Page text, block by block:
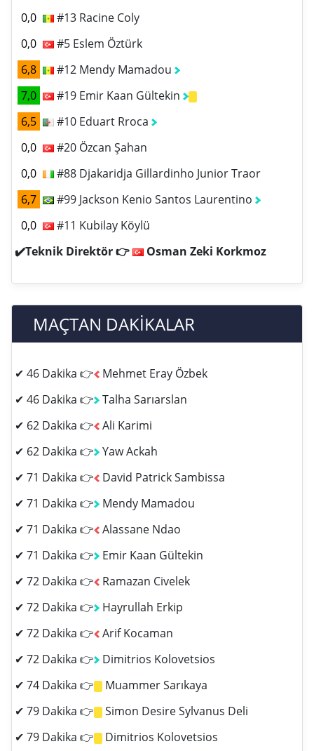
0,0
#13 Racine Coly
0,0
#5 Eslem Öztürk
6,8
#12 Mendy Mamadou
7,0
#19 Emir Kaan Gültekin
6,5
#10 Eduart Rroca
0,0
#20 Özcan Şahan
0,0
#88 Djakaridja Gillardinho Junior Traor
6,7
#99 Jackson Kenio Santos Laurentino
0,0
#11 Kubilay Köylü
✔️Teknik Direktör 👉
Osman Zeki Korkmoz
MAÇTAN DAKİKALAR
✔ 46 Dakika 👉
Mehmet Eray Özbek
✔ 46 Dakika 👉 Talha Sarıarslan
✔ 62 Dakika 👉 Ali Karimi
✔ 62 Dakika 👉 Yaw Ackah
✔ 71 Dakika 👉
David Patrick Sambissa
✔ 71 Dakika 👉 Mendy Mamadou
✔ 71 Dakika 👉 Alassane Ndao
✔ 71 Dakika 👉 Emir Kaan Gültekin
✔ 72 Dakika 👉
Ramazan Civelek
✔ 72 Dakika 👉 Hayrullah Erkip
✔ 72 Dakika 👉 Arif Kocaman
✔ 72 Dakika 👉 Dimitrios Kolovetsios
✔ 74 Dakika 👉
Muammer Sarıkaya
✔ 79 Dakika 👉
Simon Desire Sylvanus Deli
✔ 79 Dakika 👉
Dimitrios Kolovetsios